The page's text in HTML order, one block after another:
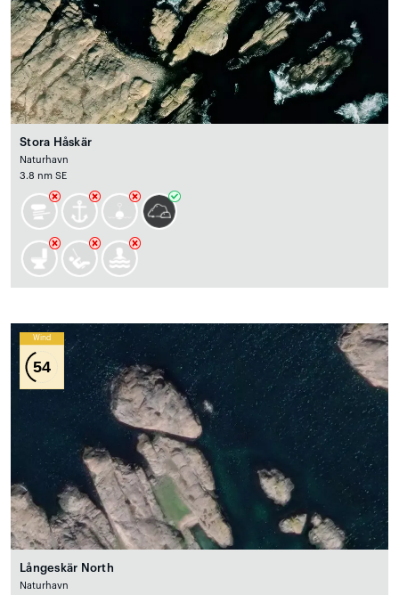
Stora Håskär
Naturhavn
3.8 nm SE
Wind
54
Långeskär North
Naturhavn